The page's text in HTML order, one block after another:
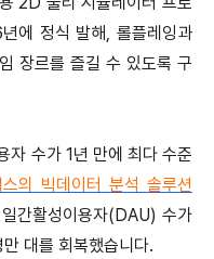
에 정식 발해, 롤플레잉과
장르를 즐길 수 있도록 구
자 수가 1년 만에 최다 수준
의 빅데이터 분석 솔루션
간활성이용자(DAU) 수가
대를 회복했습니다.